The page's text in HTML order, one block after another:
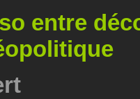
entre